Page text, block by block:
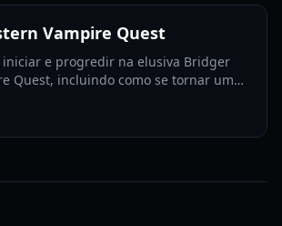
Vampire Quest
iniciar e progredir na elusiva Bridger
Quest, incluindo como se tornar um